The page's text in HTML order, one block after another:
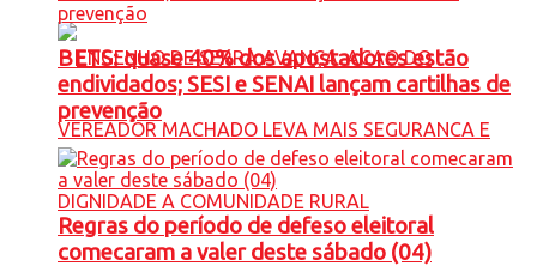
BETS: quase 40% dos apostadores estão
endividados; SESI e SENAI lançam cartilhas de
prevenção
Regras do período de defeso eleitoral
comecaram a valer deste sábado (04)